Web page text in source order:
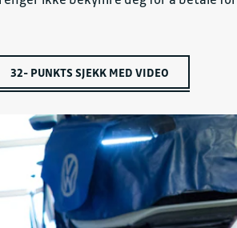
32- PUNKTS SJEKK MED VIDEO